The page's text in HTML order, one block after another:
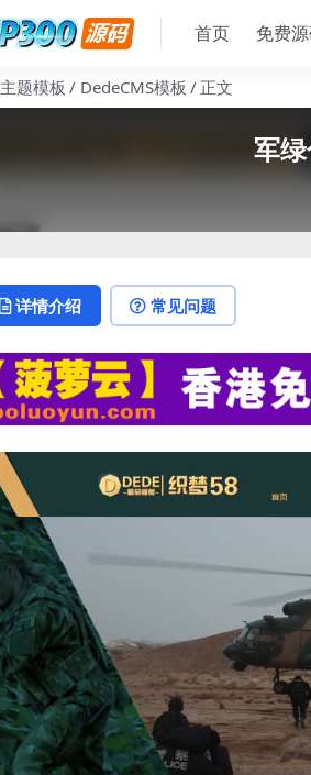
首页 免费
主题模板 DedeCMS模板 正文
军
详情介绍 常见问题